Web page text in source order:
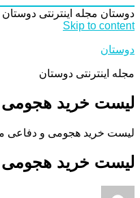
دوستان مجله اینترنتی دوستان
Skip to content
دوستان
مجله اینترنتی دوستان
لیست خرید هجومی
لیست خرید هجومی و دفاعی
لیست خرید هجومی